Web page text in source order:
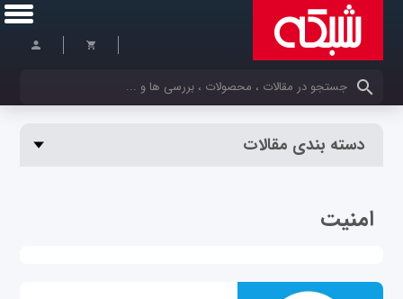
کلمات کلیدی خود را وارد کنید
دسته بندی مقالات
امنیت